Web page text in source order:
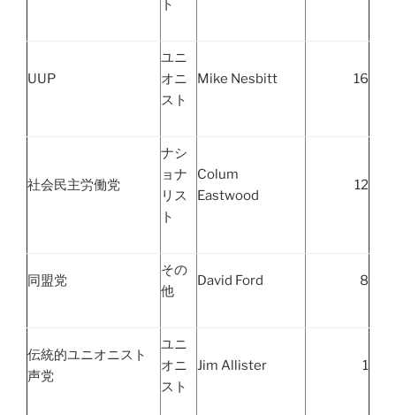
ト
UUP
ユニ
オニ
スト
Mike Nesbitt 16
社会民主労働党
ナシ
ョナ
リス
ト
Colum
Eastwood
12
同盟党
その
他
David Ford 8
伝統的ユニオニスト
声党
ユニ
オニ
スト
Jim Allister 1